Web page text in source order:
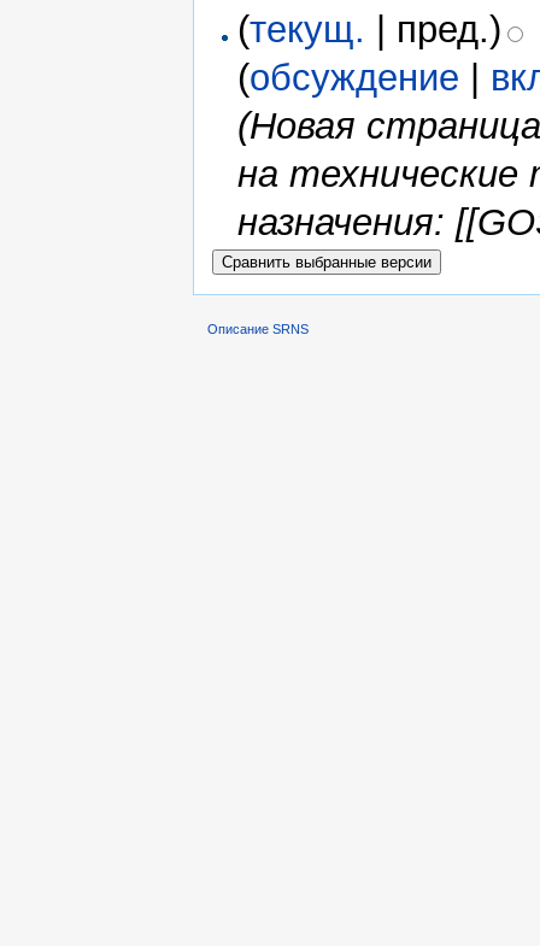
(текущ. | пред.)
(обсуждение
(Новая
на технические
назначения:
Описание SRNS